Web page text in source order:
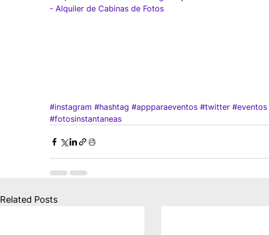
- Alquiler de Cabinas de Fotos
#instagram #hashtag #appparaeventos #twitter #eventos
#fotosinstantaneas
Related Posts